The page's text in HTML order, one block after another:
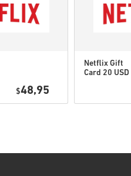
• Izvēlies produktu
$48,95
Netflix Gift
Card 20 USD